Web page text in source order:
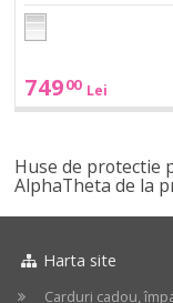
74900 Lei
Huse de protectie
AlphaTheta de la
Harta site
Carduri cadou,